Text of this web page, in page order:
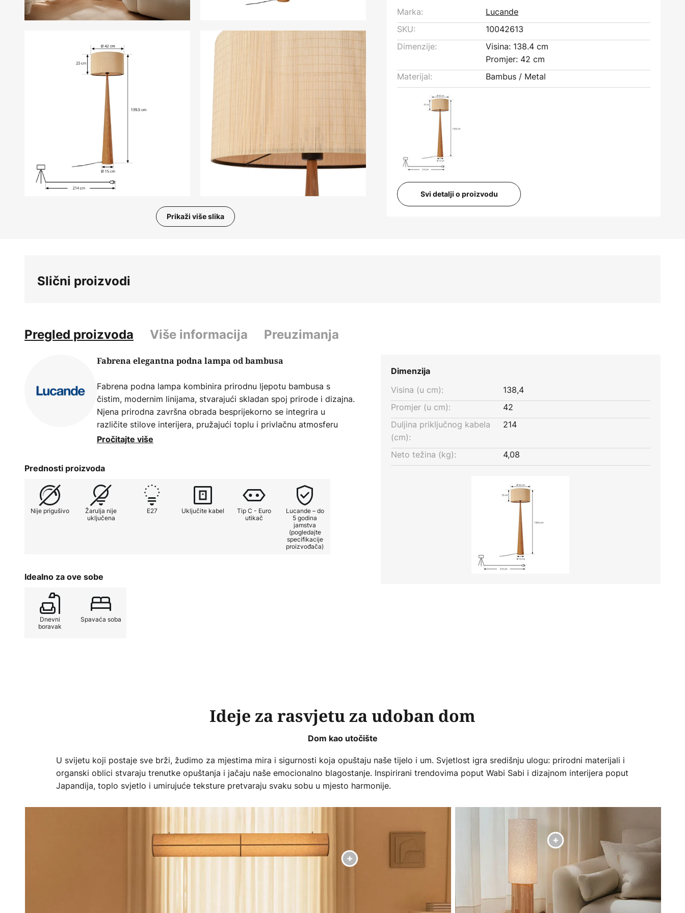
Prikaži više slika
Marka:
Lucande
SKU:
10042613
Dimenzije:
Visina: 138.4 cm
Promjer: 42 cm
Materijal:
Bambus / Metal
Svi detalji o proizvodu
Slični proizvodi
Pregled proizvoda Više informacija Preuzimanja
Fabrena elegantna podna lampa od bambusa
Fabrena podna lampa kombinira prirodnu ljepotu bambusa s
čistim, modernim linijama, stvarajući skladan spoj prirode i dizajna.
Njena prirodna završna obrada besprijekorno se integrira u
različite stilove interijera, pružajući toplu i privlačnu atmosferu
svakoj prostoriji. Ova lampa je idealna za dnevne sobe i spavaće
Pročitajte više
Prednosti proizvoda
Nije prigušivo
Žarulja nije
uključena
E27 Uključite kabel
Tip C - Euro
utikač
Lucande – do
5 godina
jamstva
(pogledajte
specifikacije
proizvođača)
Idealno za ove sobe
Dnevni
boravak
Spavaća soba
Dimenzija
Visina (u cm):
138,4
Promjer (u cm):
42
Duljina priključnog kabela
(cm):
214
Neto težina (kg): 4,08
Ideje za rasvjetu za udoban dom
Dom kao utočište
U svijetu koji postaje sve brži, žudimo za mjestima mira i sigurnosti koja opuštaju naše tijelo i um. Svjetlost igra središnju ulogu: prirodni materijali i
organski oblici stvaraju trenutke opuštanja i jačaju naše emocionalno blagostanje. Inspirirani trendovima poput Wabi Sabi i dizajnom interijera poput
Japandija, toplo svjetlo i umirujuće teksture pretvaraju svaku sobu u mjesto harmonije.